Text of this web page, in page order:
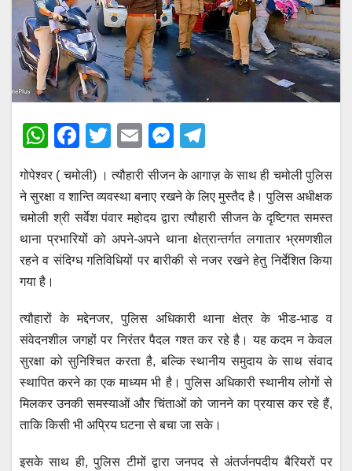
W
at
s
A
p
p
F
c
e
b
o
k
T
wi
tt
er
E
ail
M
e
ss
e
n
g
e
gr
a
m
गोपेश्वर ( चमोली) । त्यौहारी सीजन के आगाज़ के साथ ही चमोली पुलिस
ने सुरक्षा व शान्ति व्यवस्था बनाए रखने के लिए मुस्तैद है। पुलिस अधीक्षक
चमोली श्री सर्वेश पंवार महोदय द्वारा त्यौहारी सीजन के दृष्टिगत समस्त
थाना प्रभारियों को अपने-अपने थाना क्षेत्रान्तर्गत लगातार भ्रमणशील
रहने व संदिग्ध गतिविधियों पर बारीकी से नजर रखने हेतु निर्देशित किया
गया है।
त्यौहारों के मद्देनजर, पुलिस अधिकारी थाना क्षेत्र के भीड-भाड व
संवेदनशील जगहों पर निरंतर पैदल गश्त कर रहे है। यह कदम न केवल
सुरक्षा को सुनिश्चित करता है, बल्कि स्थानीय समुदाय के साथ संवाद
स्थापित करने का एक माध्यम भी है। पुलिस अधिकारी स्थानीय लोगों से
मिलकर उनकी समस्याओं और चिंताओं को जानने का प्रयास कर रहे हैं,
ताकि किसी भी अप्रिय घटना से बचा जा सके।
इसके साथ ही, पुलिस टीमों द्वारा जनपद से अंतर्जनपदीय बैरियरों पर